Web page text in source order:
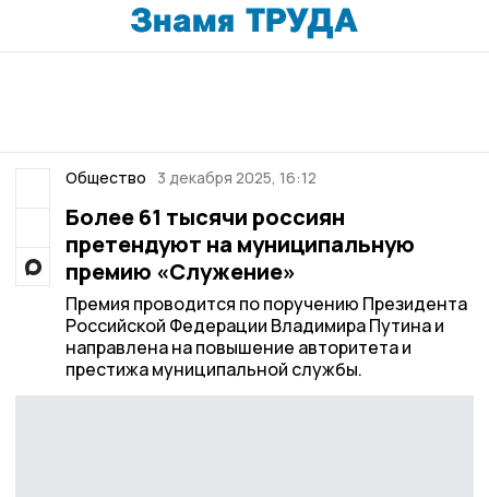
Общество 3 декабря 2025, 16:12
Более 61 тысячи россиян
претендуют на муниципальную
премию «Служение»
Премия проводится по поручению Президента
Российской Федерации Владимира Путина и
направлена на повышение авторитета и
престижа муниципальной службы.